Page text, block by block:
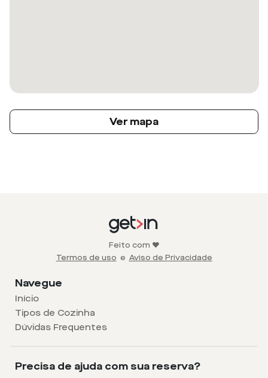
Ver mapa
Feito com ❤️
Termos de uso e Aviso de Privacidade
Navegue
Início
Tipos de Cozinha
Dúvidas Frequentes
Precisa de ajuda com sua reserva?